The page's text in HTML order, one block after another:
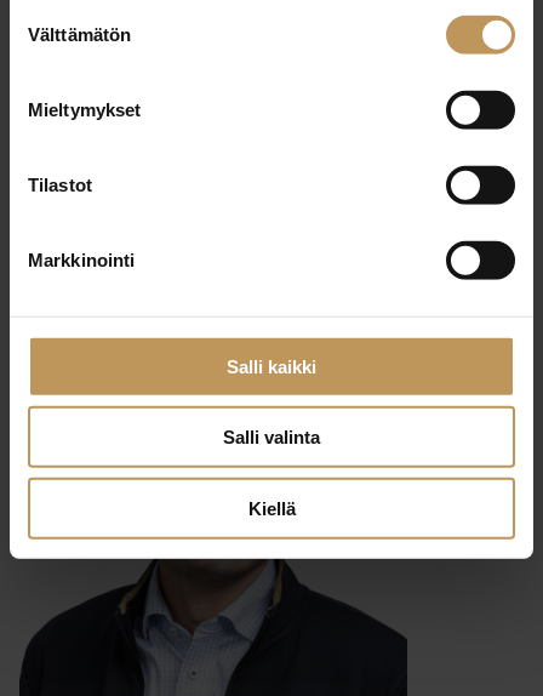
valinta
Välttämätön
Mieltymykset
Tilastot
Markkinointi
Salli kaikki
Salli valinta
Kiellä
Harri Peerla